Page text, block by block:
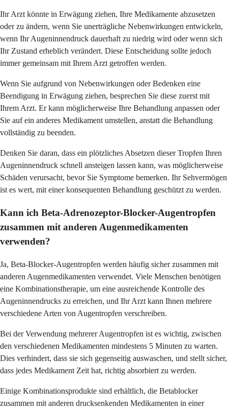
Ihr Arzt könnte in Erwägung ziehen, Ihre Medikamente abzusetzen
oder zu ändern, wenn Sie unerträgliche Nebenwirkungen entwickeln,
wenn Ihr Augeninnendruck dauerhaft zu niedrig wird oder wenn sich
Ihr Zustand erheblich verändert. Diese Entscheidung sollte jedoch
immer gemeinsam mit Ihrem Arzt getroffen werden.
Wenn Sie aufgrund von Nebenwirkungen oder Bedenken eine
Beendigung in Erwägung ziehen, besprechen Sie diese zuerst mit
Ihrem Arzt. Er kann möglicherweise Ihre Behandlung anpassen oder
Sie auf ein anderes Medikament umstellen, anstatt die Behandlung
vollständig zu beenden.
Denken Sie daran, dass ein plötzliches Absetzen dieser Tropfen Ihren
Augeninnendruck schnell ansteigen lassen kann, was möglicherweise
Schäden verursacht, bevor Sie Symptome bemerken. Ihr Sehvermögen
ist es wert, mit einer konsequenten Behandlung geschützt zu werden.
Kann ich Beta-Adrenozeptor-Blocker-Augentropfen
zusammen mit anderen Augenmedikamenten
verwenden?
Ja, Beta-Blocker-Augentropfen werden häufig sicher zusammen mit
anderen Augenmedikamenten verwendet. Viele Menschen benötigen
eine Kombinationstherapie, um eine ausreichende Kontrolle des
Augeninnendrucks zu erreichen, und Ihr Arzt kann Ihnen mehrere
verschiedene Arten von Augentropfen verschreiben.
Bei der Verwendung mehrerer Augentropfen ist es wichtig, zwischen
den verschiedenen Medikamenten mindestens 5 Minuten zu warten.
Dies verhindert, dass sie sich gegenseitig auswaschen, und stellt sicher,
dass jedes Medikament Zeit hat, richtig absorbiert zu werden.
Einige Kombinationsprodukte sind erhältlich, die Betablocker
zusammen mit anderen drucksenkenden Medikamenten in einer